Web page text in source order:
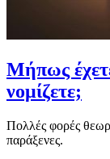
Μήπως
νομίζετε;
Πολλές φορές
παράξενες.